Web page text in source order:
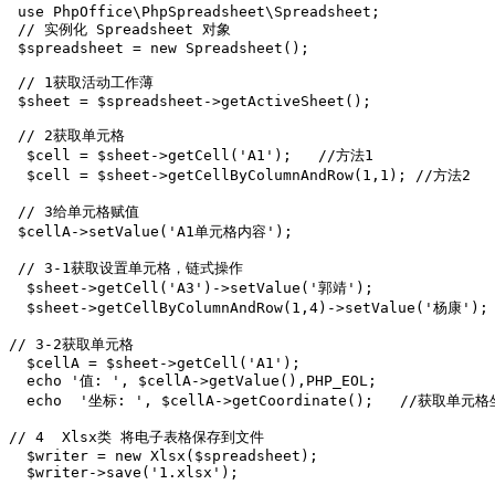
use PhpOffice\PhpSpreadsheet\Spreadsheet;
// 实例化 Spreadsheet 对象
$spreadsheet = new Spreadsheet();
// 1获取活动工作薄
$sheet = $spreadsheet->getActiveSheet();
// 2获取单元格
  $cell = $sheet->getCell('A1');   //方法1
  $cell = $sheet->getCellByColumnAndRow(1,1); //方法2
// 3给单元格赋值
$cellA->setValue('A1单元格内容');
// 3-1获取设置单元格，链式操作
  $sheet->getCell('A3')->setValue('郭靖');
  $sheet->getCellByColumnAndRow(1,4)->setValue('杨康');
// 3-2获取单元格
  $cellA = $sheet->getCell('A1');
  echo '值: ', $cellA->getValue(),PHP_EOL;
echo  '坐标: ', $cellA->getCoordinate();   //获取单元格
// 4  Xlsx类 将电子表格保存到文件
  $writer = new Xlsx($spreadsheet);
  $writer->save('1.xlsx');